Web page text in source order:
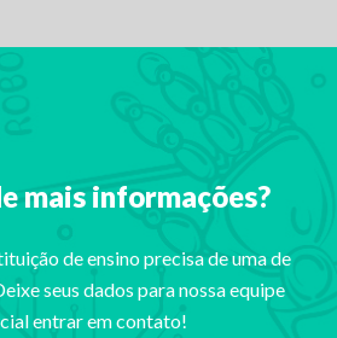
mais informações?
de ensino precisa de uma de
seus dados para nossa equipe
entrar em contato!